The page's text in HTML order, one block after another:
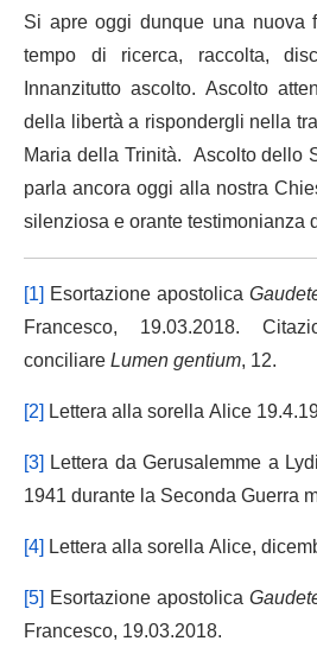
Si apre oggi dunque una
tempo di ricerca, raccolta,
Innanzitutto ascolto. Ascolto
della libertà a rispondergli nella
Maria della Trinità. Ascolto dello
parla ancora oggi alla nostra
silenziosa e orante testimonianza
[1]Esortazione apostolica
Francesco, 19.03.2018.
conciliareLumen gentium, 12.
[2]Lettera alla sorella Alice
[3]Lettera da Gerusalemme a
1941 durante la Seconda Guerra
[4]Lettera alla sorella Alice,
[5]Esortazione apostolica
Francesco, 19.03.2018.